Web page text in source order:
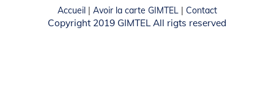
Accueil| Avoir la carte GIMTEL| Contact
Copyright 2019 GIMTEL All rigts reserved